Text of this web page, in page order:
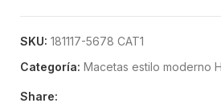
SKU: 181117-5678 CAT1
Categoría: Macetas estilo moderno
Share: